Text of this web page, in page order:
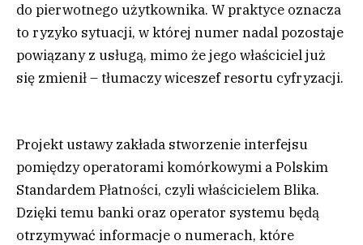
do pierwotnego użytkownika. W praktyce oznacza
to ryzyko sytuacji, w której numer nadal pozostaje
powiązany z usługą, mimo że jego właściciel już
się zmienił – tłumaczy wiceszef resortu cyfryzacji.
Projekt ustawy zakłada stworzenie interfejsu
pomiędzy operatorami komórkowymi a Polskim
Standardem Płatności, czyli właścicielem Blika.
Dzięki temu banki oraz operator systemu będą
otrzymywać informacje o numerach, które